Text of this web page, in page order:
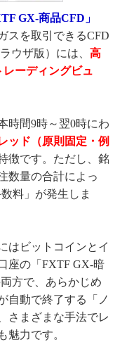
GX-商品CFD」
スを取引できるCFD
ウザ版）には、 高
ーディングビュ
時間9時～翌0時にわ
ッド（原則固定・例
徴です。ただし、銘
数量の合計によっ
料」が発生しま
はビットコインとイ
座の「FXTF GX-暗
方で、あらかじめ
自動で終了する「ノ
さまざまな手法でレ
魅力です。